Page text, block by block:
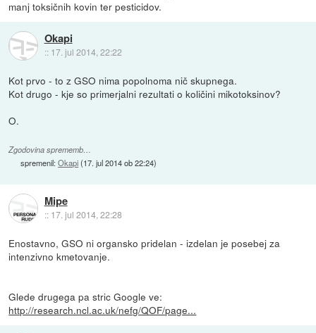
manj toksičnih kovin ter pesticidov.
Okapi
:: 17. jul 2014, 22:22
Kot prvo - to z GSO nima popolnoma nič skupnega.
Kot drugo - kje so primerjalni rezultati o količini mikotoksinov?
O.
Zgodovina sprememb…
spremenil:Okapi(17. jul 2014 ob 22:24)
Mipe
:: 17. jul 2014, 22:28
Enostavno, GSO ni organsko pridelan - izdelan je posebej za
intenzivno kmetovanje.
Glede drugega pa stric Google ve:
http://research.ncl.ac.uk/nefg/QOF/page...